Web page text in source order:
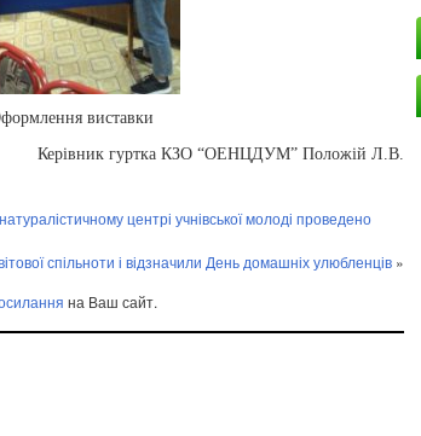
виставки
Керівник гуртка КЗО “ОЕНЦДУМ” Положій Л.В.
центрі учнівської молоді проведено
спільноти і відзначили День домашніх улюбленців »
на Ваш сайт.